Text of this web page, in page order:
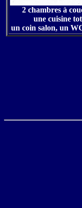
2 chambres à
une cuisine
un coin salon, un